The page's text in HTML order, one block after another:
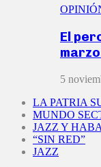
El
5
LA PATRIA
MUNDO
JAZZ Y
“SIN RED”
JAZZ